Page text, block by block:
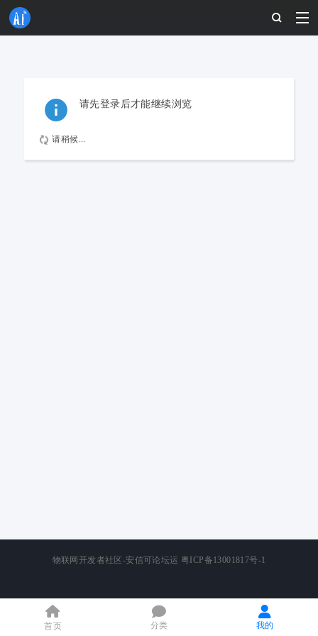
请先登录后才能继续浏览
请稍候...
首页 分类 我的
物联网开发者社区-安信可论坛运 粤ICP备13001817号-1